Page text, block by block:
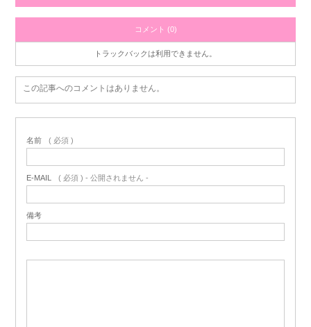
コメント (0)
トラックバックは利用できません。
この記事へのコメントはありません。
名前 ( 必須 )
E-MAIL ( 必須 ) - 公開されません -
備考